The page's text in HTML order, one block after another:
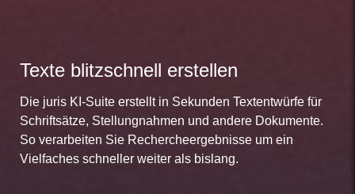
Texte blitzschnell erstellen
Die juris KI-Suite erstellt in Sekunden Textentwürfe für
Schriftsätze, Stellungnahmen und andere Dokumente.
So verarbeiten Sie Rechercheergebnisse um ein
Vielfaches schneller weiter als bislang.